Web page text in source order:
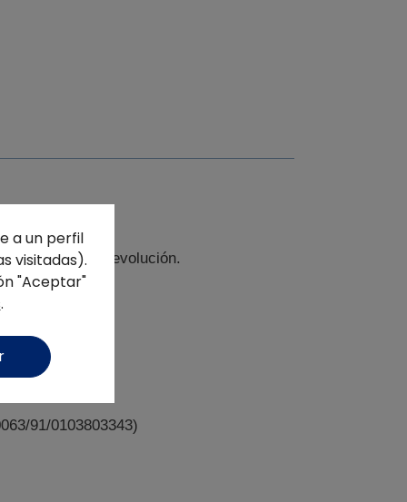
derecho a devolución.
91/0103803343)
a un perfil
visitadas).
"Aceptar"
.